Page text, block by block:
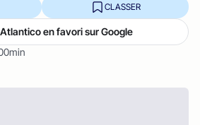
CLASSER
en favori sur Google